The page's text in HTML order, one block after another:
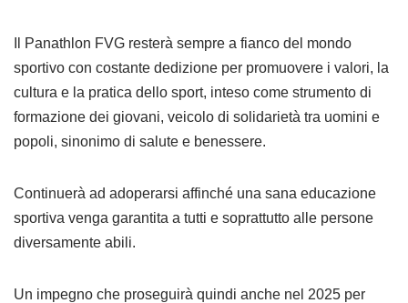
Il Panathlon FVG resterà sempre a fianco del mondo
sportivo con costante dedizione per promuovere i valori, la
cultura e la pratica dello sport, inteso come strumento di
formazione dei giovani, veicolo di solidarietà tra uomini e
popoli, sinonimo di salute e benessere.
Continuerà ad adoperarsi affinché una sana educazione
sportiva venga garantita a tutti e soprattutto alle persone
diversamente abili.
Un impegno che proseguirà quindi anche nel 2025 per